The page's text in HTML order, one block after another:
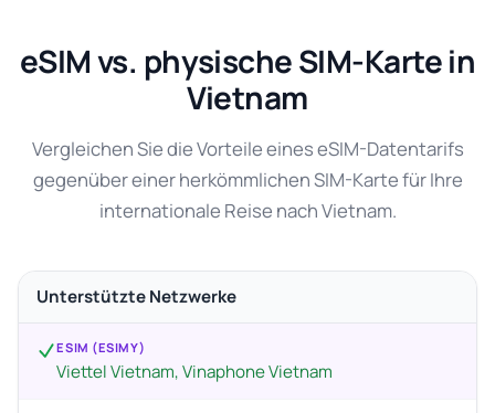
eSIM vs. physische SIM-Karte in
Vietnam
Vergleichen Sie die Vorteile eines eSIM-Datentarifs
gegenüber einer herkömmlichen SIM-Karte für Ihre
internationale Reise nach Vietnam.
Unterstützte Netzwerke
ESIM (ESIMY)
Viettel Vietnam, Vinaphone Vietnam